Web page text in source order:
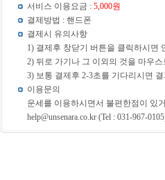
서비스 이용요금 : 5,000원
결제방법 : 핸드폰
결제시 유의사항
1) 결제후 창닫기 버튼을 클릭하시면
2) 뒤로 가기나 그 이외의 것을 마우
3) 보통 결제후 2-3초를 기다리시면
이용문의
운세를 이용하시면서 불편한점이 있
help@unsenara.co.kr (Tel : 031-967-